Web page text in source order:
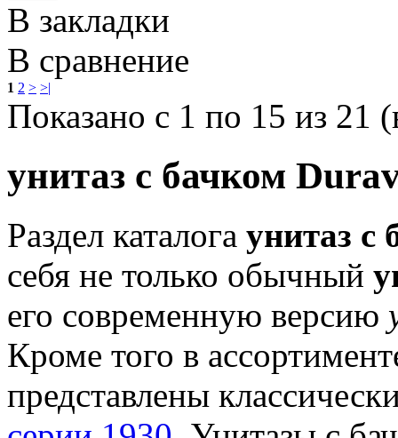
В закладки
В сравнение
1 2 > >|
Показано с 1 по 15 из 21
унитаз с бачком
Раздел каталога унитаз с
себя не только обычный
его современную версию
Кроме того в
представлены